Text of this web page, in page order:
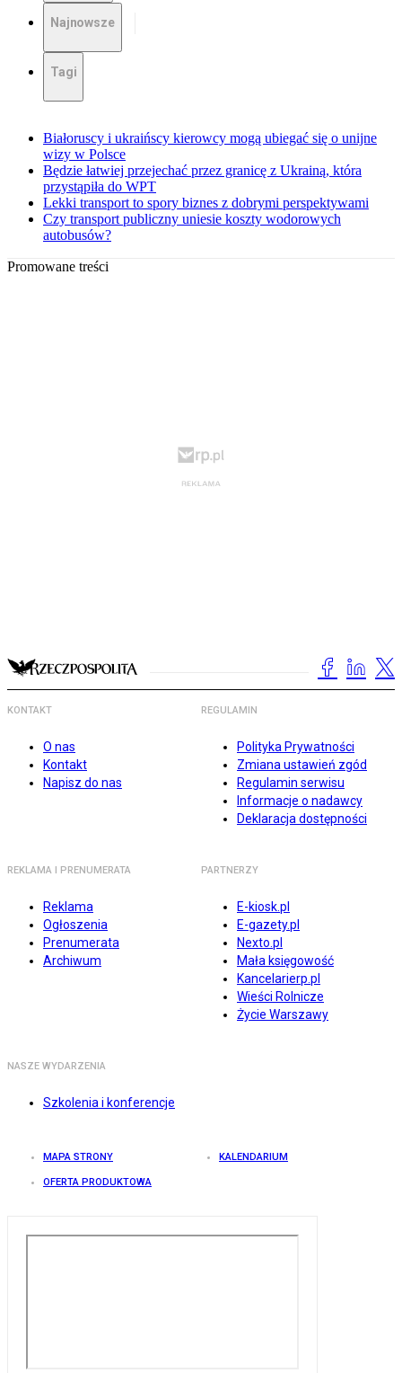
Najnowsze
Tagi
Białoruscy i ukraińscy kierowcy mogą ubiegać się o unijne
wizy w Polsce
Będzie łatwiej przejechać przez granicę z Ukrainą, która
przystąpiła do WPT
Lekki transport to spory biznes z dobrymi perspektywami
Czy transport publiczny uniesie koszty wodorowych
autobusów?
Promowane treści
KONTAKT
O nas
Kontakt
Napisz do nas
REGULAMIN
Polityka Prywatności
Zmiana ustawień zgód
Regulamin serwisu
Informacje o nadawcy
Deklaracja dostępności
REKLAMA I PRENUMERATA
Reklama
Ogłoszenia
Prenumerata
Archiwum
PARTNERZY
E-kiosk.pl
E-gazety.pl
Nexto.pl
Mała księgowość
Kancelarierp.pl
Wieści Rolnicze
Życie Warszawy
NASZE WYDARZENIA
Szkolenia i konferencje
MAPA STRONY KALENDARIUM
OFERTA PRODUKTOWA